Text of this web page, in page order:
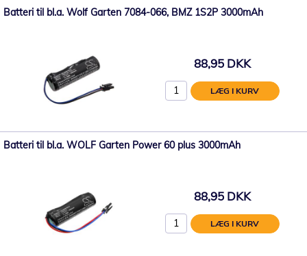
Batteri til bl.a. Wolf Garten 7084-066, BMZ 1S2P 3000mAh
88,95 DKK
LÆG I KURV
Batteri til bl.a. WOLF Garten Power 60 plus 3000mAh
88,95 DKK
LÆG I KURV